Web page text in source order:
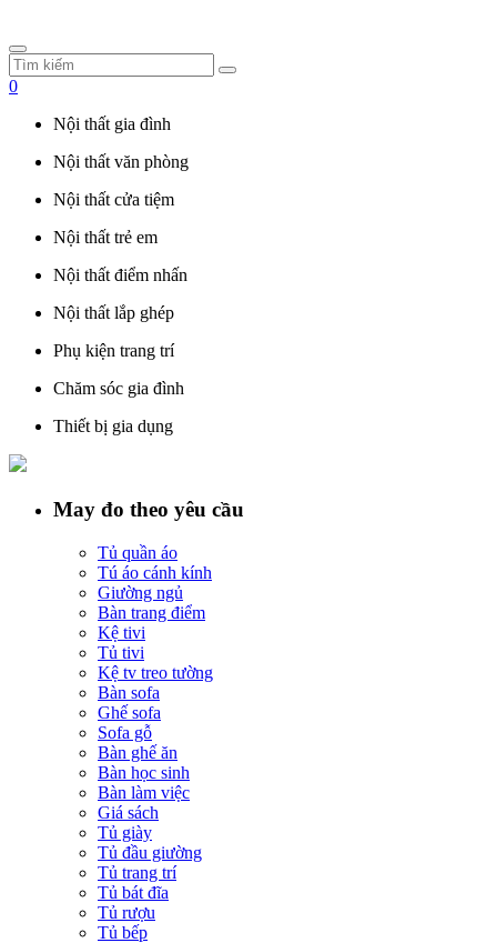
0
Nội thất gia đình
Nội thất văn phòng
Nội thất cửa tiệm
Nội thất trẻ em
Nội thất điểm nhấn
Nội thất lắp ghép
Phụ kiện trang trí
Chăm sóc gia đình
Thiết bị gia dụng
May đo theo yêu cầu
Tủ quần áo
Tú áo cánh kính
Giường ngủ
Bàn trang điểm
Kệ tivi
Tủ tivi
Kệ tv treo tường
Bàn sofa
Ghế sofa
Sofa gỗ
Bàn ghế ăn
Bàn học sinh
Bàn làm việc
Giá sách
Tủ giày
Tủ đầu giường
Tủ trang trí
Tủ bát đĩa
Tủ rượu
Tủ bếp